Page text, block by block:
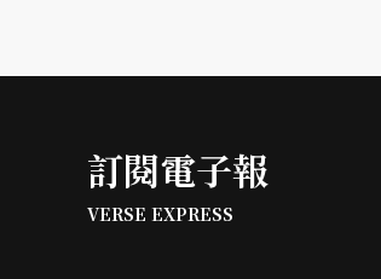
訂閱電子報
VERSE EXPRESS